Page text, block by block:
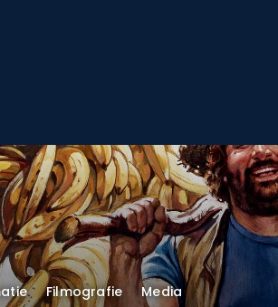
Filmografie Media